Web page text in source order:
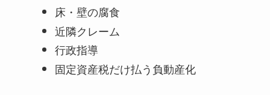
床・壁の腐食
近隣クレーム
行政指導
固定資産税だけ払う負動産化